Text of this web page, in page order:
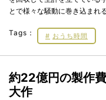
とで様々な騒動に巻き込まれ
Tags： おうち時間
約22億円の製作
大作